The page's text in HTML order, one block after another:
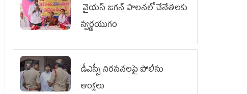
వైయ‌స్ జగన్ పాలనలో చేనేతలకు
స్వర్ణయుగం
డీఎస్సీ నిరసనలపై పోలీసు
ఆంక్షలు